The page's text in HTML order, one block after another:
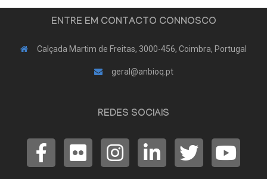
ENTRE EM CONTACTO CONNOSCO
Calçada Martim de Freitas, 3000-456, Coimbra, Portugal
geral@anbioq.pt
REDES SOCIAIS